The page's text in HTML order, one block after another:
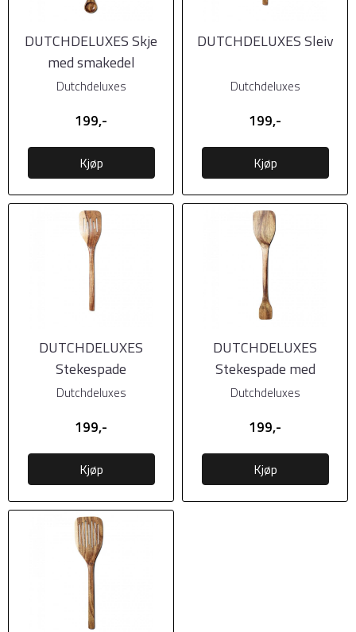
DUTCHDELUXES Skje
med smakedel
Dutchdeluxes
199,-
Kjøp
DUTCHDELUXES Sleiv
Dutchdeluxes
199,-
Kjøp
DUTCHDELUXES
Stekespade
Dutchdeluxes
199,-
Kjøp
DUTCHDELUXES
Stekespade med
smakedel
Dutchdeluxes
199,-
Kjøp